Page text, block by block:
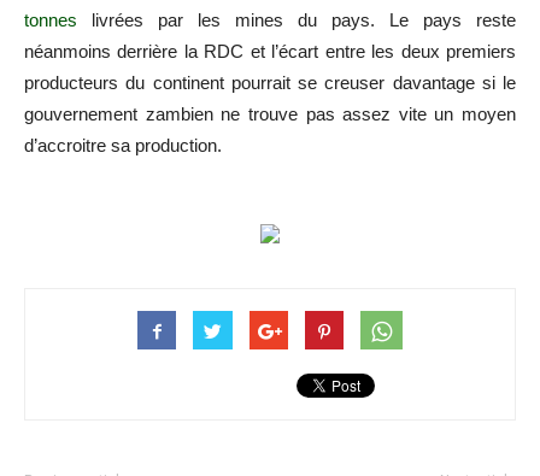
tonnes livrées par les mines du pays. Le pays reste
néanmoins derrière la RDC et l’écart entre les deux premiers
producteurs du continent pourrait se creuser davantage si le
gouvernement zambien ne trouve pas assez vite un moyen
d’accroitre sa production.